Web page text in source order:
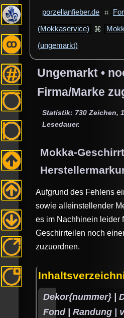
porzellanfieber.de ⌗
(Mokkaservice) ⌘
(ungemarkt)
Ungemarkt •
Firma/Marke
Statistik: 730 Zeichen,
Lesedauer.
Mokka-
Aufgrund des Fehlens
sowie alleinstellender
es im Nachhinein leider
Geschirrteilen noch
zuzuordnen.
Dekor{nummer} |
Fond | Randung |